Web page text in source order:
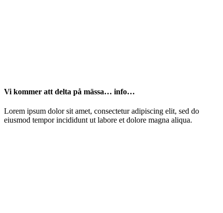
Vi kommer att delta på mässa… info…
Lorem ipsum dolor sit amet, consectetur adipiscing elit, sed do
eiusmod tempor incididunt ut labore et dolore magna aliqua.